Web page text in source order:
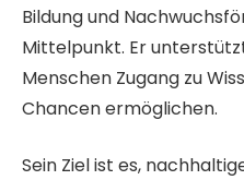
Bildung und
Mittelpunkt. Er
Menschen Zugang zu
Chancen ermöglichen.
Sein Ziel ist es,